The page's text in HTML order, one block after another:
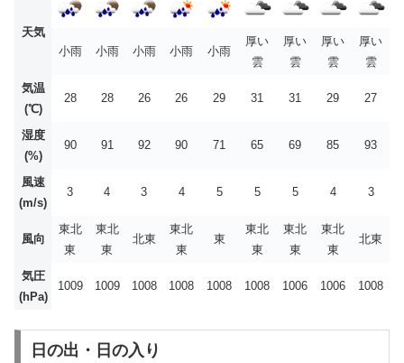
天気
小雨
小雨 小雨 小雨 小雨
厚い
雲
厚い
雲
厚い
雲
厚い
雲
気温
(℃)
28 28 26 26 29 31 31 29 27
湿度
(%)
90 91 92 90 71 65 69 85 93
風速
(m/s)
3 4 3 4 5 5 5 4 3
風向
東北
東
東北
東
北東
東北
東
東
東北
東
東北
東
東北
東
北東
気圧
(hPa)
1009 1009 1008 1008 1008 1008 1006 1006 1008
日の出・日の入り